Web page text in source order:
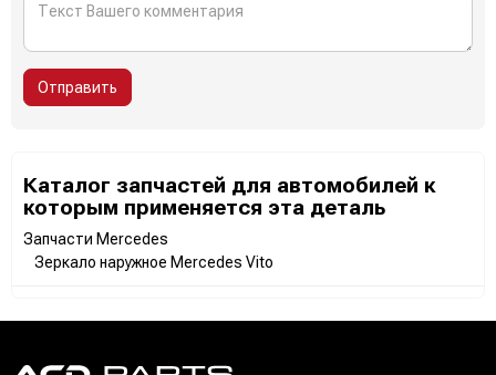
Отправить
Каталог запчастей для автомобилей к
которым применяется эта деталь
Запчасти Mercedes
Зеркало наружное Mercedes Vito